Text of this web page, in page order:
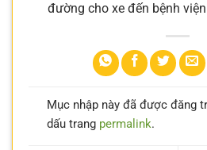
đường cho xe đến bệnh
Mục nhập này đã được đăng
dấu trang permalink.